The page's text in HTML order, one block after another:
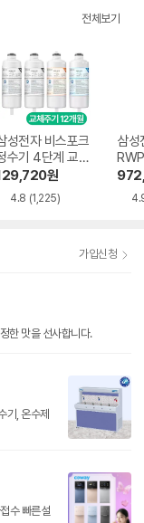
전체보기
성전자 비스포크
수기 4단계 교체
정수필터 HAF-
HIN
원
4.8 (1,225)
삼성
가입신청
한 맛을 선사합니다.
기, 온수제
수 빠른설